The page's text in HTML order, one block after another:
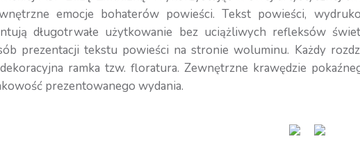
emocje bohaterów powieści. Tekst powieści,
długotrwałe użytkowanie bez uciążliwych refleksów
prezentacji tekstu powieści na stronie woluminu. Każdy
ramka tzw. floratura. Zewnętrzne krawędzie
prezentowanego wydania.